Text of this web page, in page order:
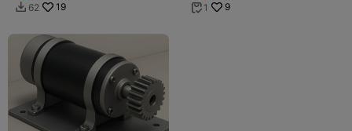
 62 19  1 9